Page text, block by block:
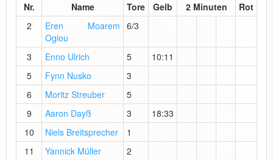
Nr. Name Tore Gelb 2 Minuten
Rot
2
Eren Moarem
Oglou
6/3
3 Enno Ulrich 5
10:11
5
Fynn Nusko
3
6
Moritz Streuber
5
9
Aaron Dayß 3
18:33
10
Niels Breitsprecher
1
11
Yannick Müller
2